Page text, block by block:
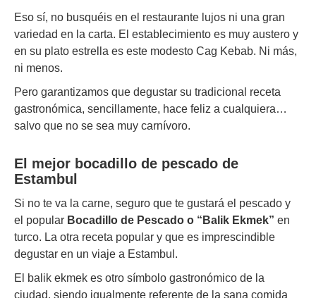
Eso sí, no busquéis en el restaurante lujos ni una gran
variedad en la carta. El establecimiento es muy austero y
en su plato estrella es este modesto Cag Kebab. Ni más,
ni menos.
Pero garantizamos que degustar su tradicional receta
gastronómica, sencillamente, hace feliz a cualquiera…
salvo que no se sea muy carnívoro.
El mejor bocadillo de pescado de
Estambul
Si no te va la carne, seguro que te gustará el pescado y
el popular Bocadillo de Pescado o “Balik Ekmek” en
turco. La otra receta popular y que es imprescindible
degustar en un viaje a Estambul.
El balik ekmek es otro símbolo gastronómico de la
ciudad, siendo igualmente referente de la sana comida